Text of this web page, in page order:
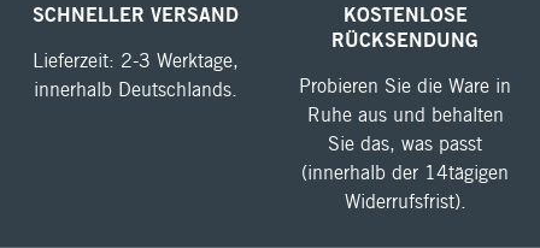
SCHNELLER VERSAND
Lieferzeit: 2-3 Werktage,
innerhalb Deutschlands.
KOSTENLOSE
RÜCKSENDUNG
Probieren Sie die Ware in
Ruhe aus und behalten
Sie das, was passt
(innerhalb der 14tägigen
Widerrufsfrist).